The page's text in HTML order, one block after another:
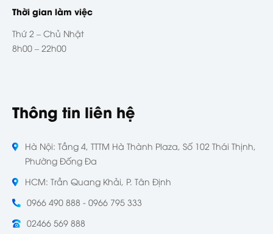
Thời gian làm việc
Thứ 2 – Chủ Nhật
8h00 – 22h00
Thông tin liên hệ
Hà Nội: Tầng 4, TTTM Hà Thành Plaza, Số 102 Thái Thịnh,
Phường Đống Đa
HCM: Trần Quang Khải, P. Tân Định
0966 490 888 - 0966 795 333
02466 569 888